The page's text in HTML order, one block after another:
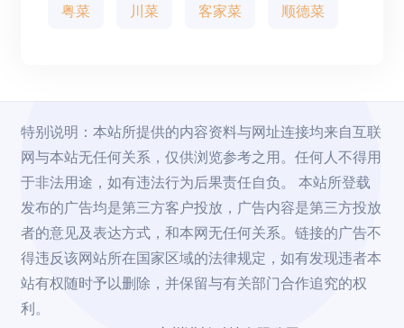
粤菜 川菜 客家菜 顺德菜
特别说明：本站所提供的内容资料与网址连接均来自互联
网与本站无任何关系，仅供浏览参考之用。任何人不得用
于非法用途，如有违法行为后果责任自负。 本站所登载
发布的广告均是第三方客户投放，广告内容是第三方投放
者的意见及表达方式，和本网无任何关系。链接的广告不
得违反该网站所在国家区域的法律规定，如有发现违者本
站有权随时予以删除，并保留与有关部门合作追究的权
利。